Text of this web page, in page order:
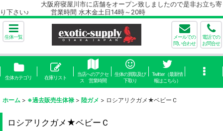
大阪府寝屋川市に店舗をオープン致しましたので是非お立ち寄
り下さい♪ 営業時間 水木金土日14時～20時
生体一覧
メールでの
問い合わせ
電話での
お問合せ
生体カテゴリ 在庫リスト
当店へのアクセ
ス 営業時間
生体の買取及び
下取り
Twitter（最新情
報はこちら）
ホーム > ※過去販売生体禄 > 陸ガメ > ロシアリクガメ★ベビーＣ
ロシアリクガメ★ベビーＣ